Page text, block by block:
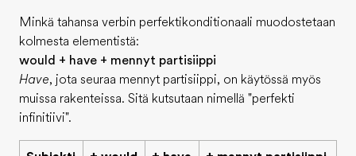
Minkä tahansa verbin perfektikonditionaali muodostetaan
kolmesta elementistä:
would + have + mennyt partisiippi
Have, jota seuraa mennyt partisiippi, on käytössä myös
muissa rakenteissa. Sitä kutsutaan nimellä "perfekti
infinitiivi".